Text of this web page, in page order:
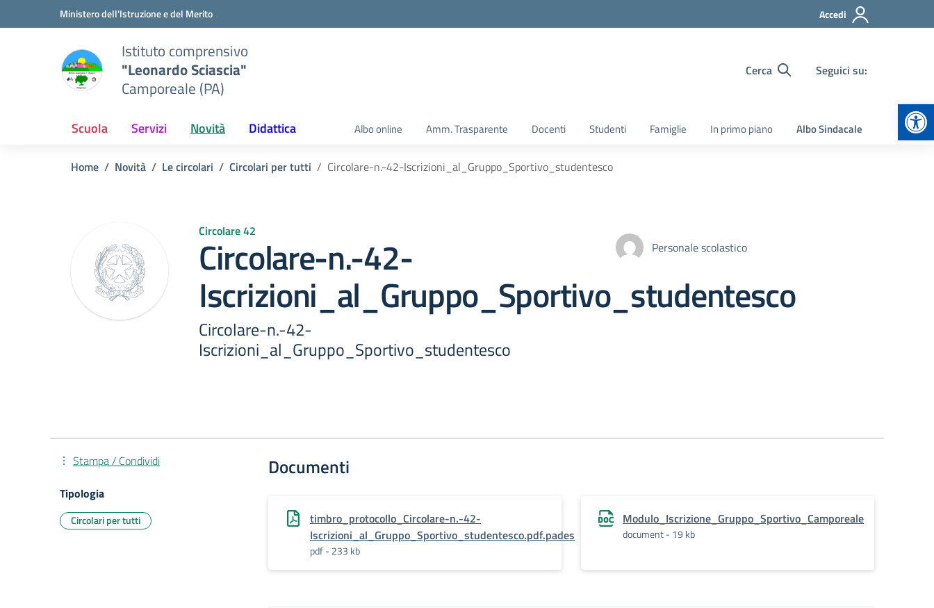
Vai ai contenuti
Vai al menu di navigazioneMinistero dell'Istruzione e del Merito Accedi
Istituto comprensivo
"Leonardo Sciascia"
Camporeale (PA)
Cerca Seguici su:
Scuola Servizi Novità Didattica Albo online Amm. Trasparente Docenti Studenti Famiglie In primo piano Albo Sindacale
Home Novità Le circolari Circolari per tutti Circolare-n.-42-Iscrizioni_al_Gruppo_Sportivo_studentesco
Circolare 42
Circolare-n.-42-
Iscrizioni_al_Gruppo_Sportivo_studentesco
Circolare-n.-42-
Iscrizioni_al_Gruppo_Sportivo_studentesco
Personale scolastico
Documenti
timbro_protocollo_Circolare-n.-42-
Iscrizioni_al_Gruppo_Sportivo_studentesco.pdf.pades
pdf - 233 kb
Modulo_Iscrizione_Gruppo_Sportivo_Camporeale
document - 19 kb
Stampa / Condividi
Tipologia
Circolari per tutti